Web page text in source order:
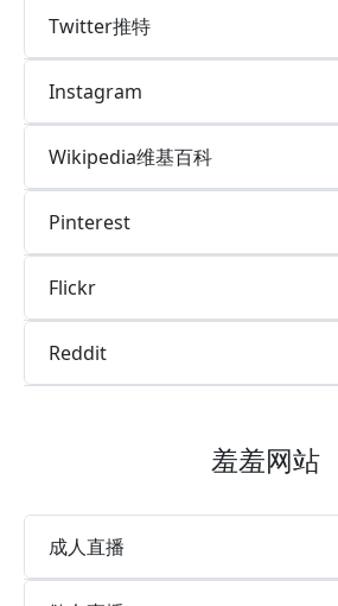
Twitter推特
Instagram
Wikipedia维基百科
Pinterest
Flickr
Reddit
羞羞网站
成人直播